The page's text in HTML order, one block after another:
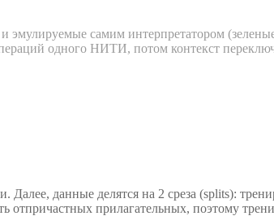
самим интерпретатором
одного НИТИ, потом контекст
данные делятся на 2 среза (splits):
отпричастных прилагательных, поэтому